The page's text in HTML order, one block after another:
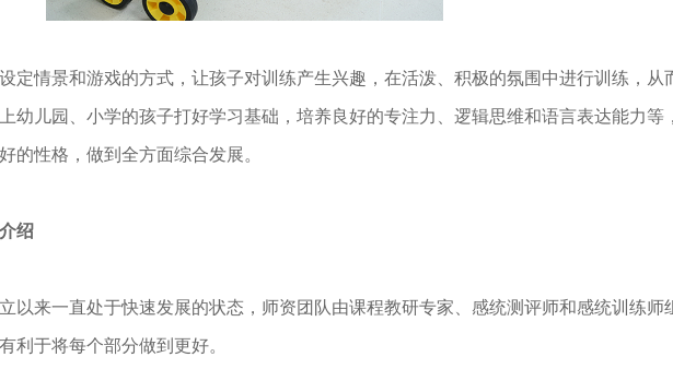
情景和游戏的方式，让孩子对训练产生兴趣，在活泼、积极的氛围中进行训练，从
幼儿园、小学的孩子打好学习基础，培养良好的专注力、逻辑思维和语言表达能力等
的性格，做到全方面综合发展。
绍
来一直处于快速发展的状态，师资团队由课程教研专家、感统测评师和感统训练师
利于将每个部分做到更好。